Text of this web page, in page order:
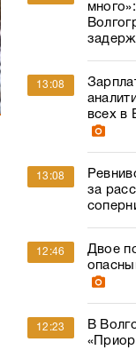
13:08
всех в
13:08
за
12:46
Двое
12:23
В